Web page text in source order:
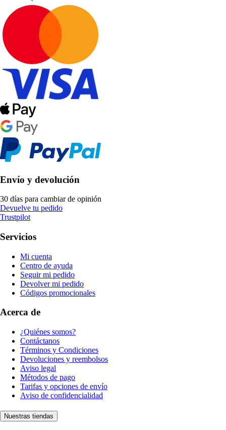
Envío y devolución
30 días para cambiar de opinión
Devuelve tu pedido
Trustpilot
Servicios
Mi cuenta
Centro de ayuda
Seguir mi pedido
Devolver mi pedido
Códigos promocionales
Acerca de
¿Quiénes somos?
Contáctanos
Términos y Condiciones
Devoluciones y reembolsos
Aviso legal
Métodos de pago
Tarifas y opciones de envío
Aviso de confidencialidad
Nuestras tiendas